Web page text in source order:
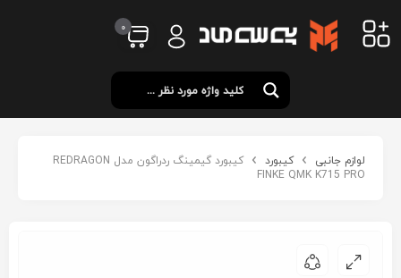
0
لوازم جانبی کیبورد
کیبورد گیمینگ ردراگون مدل REDRAGON
FINKE QMK K715 PRO